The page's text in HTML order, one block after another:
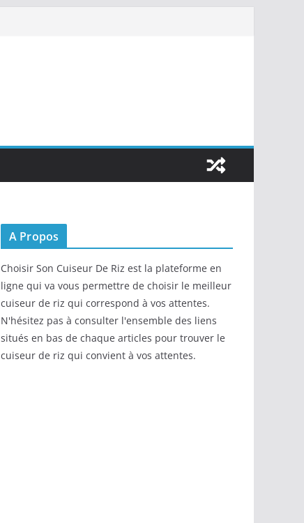
A Propos
Choisir Son Cuiseur De Riz est la plateforme en
ligne qui va vous permettre de choisir le meilleur
cuiseur de riz qui correspond à vos attentes.
N'hésitez pas à consulter l'ensemble des liens
situés en bas de chaque articles pour trouver le
cuiseur de riz qui convient à vos attentes.